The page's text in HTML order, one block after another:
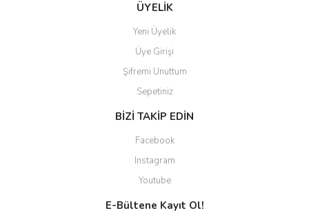
ÜYELİK
Yeni Üyelik
Üye Girişi
Şifremi Unuttum
Sepetiniz
BİZİ TAKİP EDİN
Facebook
Instagram
Youtube
E-Bültene Kayıt Ol!